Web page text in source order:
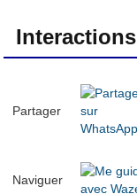
Interactions
Partager
Naviguer